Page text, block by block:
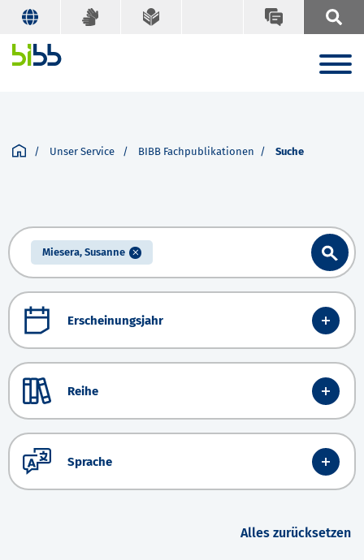
Unser Service BIBB Fachpublikationen Suche
Miesera, Susanne
Erscheinungsjahr
Reihe
Sprache
Alles zurücksetzen